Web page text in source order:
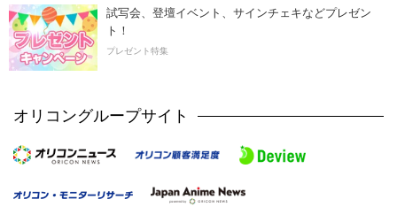
試写会、登壇イベント、サインチェキなどプレゼン
ト！
プレゼント特集
オリコングループサイト